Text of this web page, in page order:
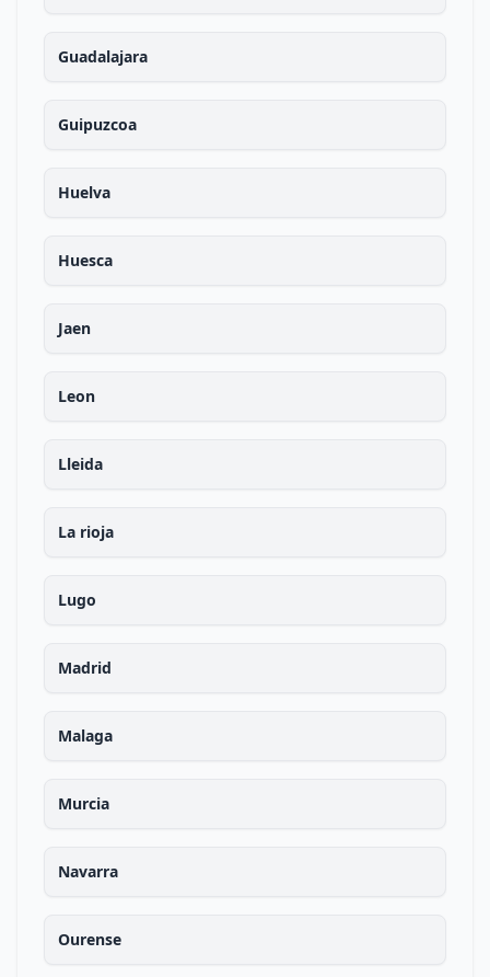
Guadalajara
Guipuzcoa
Huelva
Huesca
Jaen
Leon
Lleida
La rioja
Lugo
Madrid
Malaga
Murcia
Navarra
Ourense